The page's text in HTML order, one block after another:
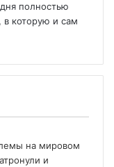
полностью
в которую и сам